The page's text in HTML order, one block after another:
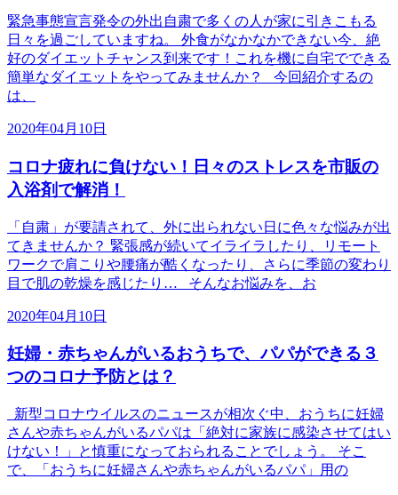
緊急事態宣言発令の外出自粛で多くの人が家に引きこもる
日々を過ごしていますね。 外食がなかなかできない今、絶
好のダイエットチャンス到来です！これを機に自宅でできる
簡単なダイエットをやってみませんか？ 今回紹介するの
は、
2020年04月10日
コロナ疲れに負けない！日々のストレスを市販の
入浴剤で解消！
「自粛」が要請されて、外に出られない日に色々な悩みが出
てきませんか？ 緊張感が続いてイライラしたり、リモート
ワークで肩こりや腰痛が酷くなったり、さらに季節の変わり
目で肌の乾燥を感じたり… そんなお悩みを、お
2020年04月10日
妊婦・赤ちゃんがいるおうちで、パパができる３
つのコロナ予防とは？
新型コロナウイルスのニュースが相次ぐ中、おうちに妊婦
さんや赤ちゃんがいるパパは「絶対に家族に感染させてはい
けない！」と慎重になっておられることでしょう。 そこ
で、「おうちに妊婦さんや赤ちゃんがいるパパ」用の